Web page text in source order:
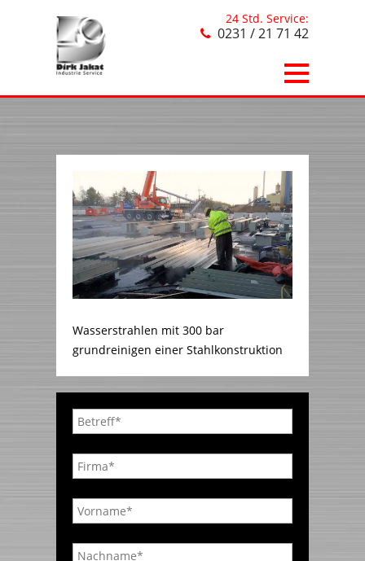
24 Std. Service:
0231 / 21 71 42
Wasserstrahlen mit 300 bar
grundreinigen einer Stahlkonstruktion